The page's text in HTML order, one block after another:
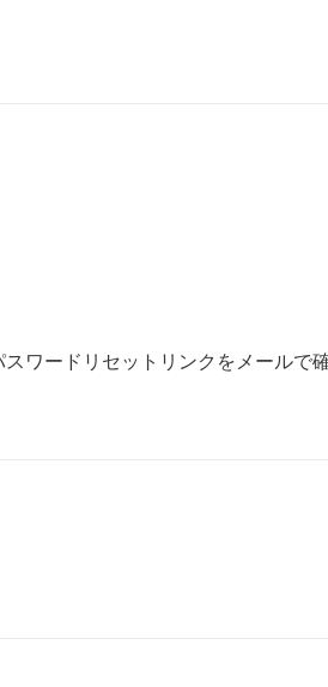
スワードリセットリンクをメールで